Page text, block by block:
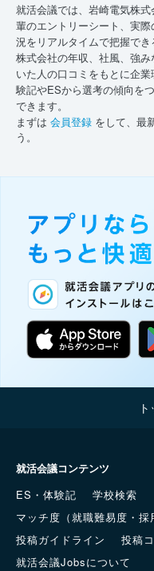
就活会議では、岩崎電気株
輩のエントリーシート、実
況をリアルタイムで把握で
株式会社の年収、社風、強
いた人の口コミをもとに企
験記やESから選考の傾向を
できます。
まずは 会員登録 をして、最
う。
就活会議コンテンツ
ES・体験記
学校検索
マッチ度（就職難易度・採
投稿ガイドライン
投稿
就活会議Jobsについて